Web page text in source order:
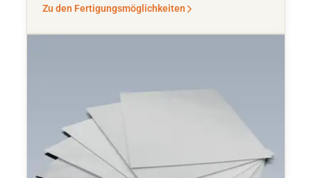
Zu den Fertigungsmöglichkeiten